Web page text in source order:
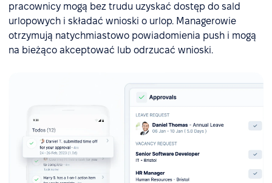
pracownicy mogą bez trudu uzyskać dostęp do sald
urlopowych i składać wnioski o urlop. Managerowie
otrzymują natychmiastowo powiadomienia push i mogą
na bieżąco akceptować lub odrzucać wnioski.